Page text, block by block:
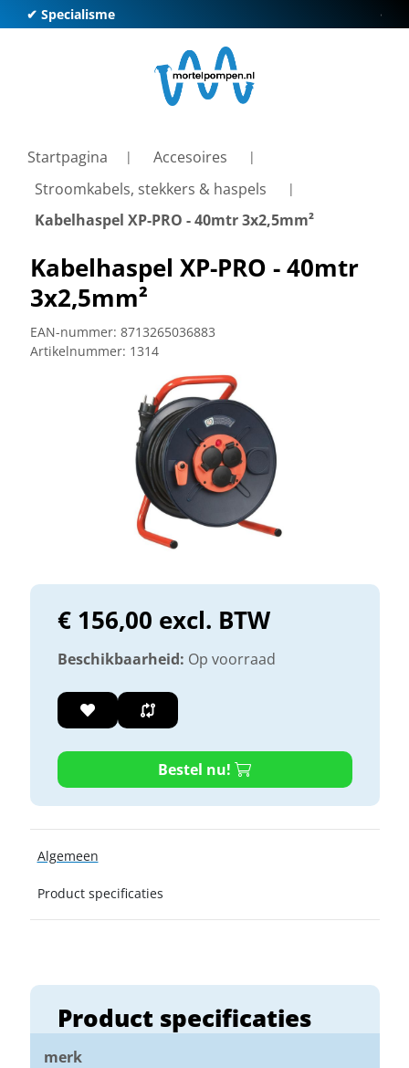
✔ Specialisme ✔
Startpagina
Accesoires
Stroomkabels, stekkers & haspels
Kabelhaspel XP-PRO - 40mtr 3x2,5mm²
Product specificaties
merk
Kabelhaspel XP-PRO - 40mtr
3x2,5mm²
EAN-nummer: 8713265036883
Artikelnummer: 1314
€ 156,00 excl. BTW
Beschikbaarheid: Op voorraad
Bestel nu!
Algemeen
Product specificaties